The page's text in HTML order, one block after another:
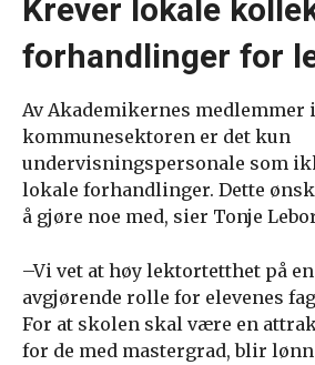
Krever lokale
forhandlinger for
Av Akademikernes medlemmer i
kommunesektoren er det kun
undervisningspersonale som
lokale forhandlinger. Dette
å gjøre noe med, sier Tonje
–Vi vet at høy lektortetthet på
avgjørende rolle for elevenes
For at skolen skal være en
for de med mastergrad, blir